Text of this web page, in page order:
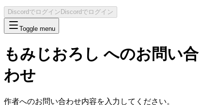
Discordでログイン Discordでログイン
Toggle menu
もみじおろし へのお問い合
わせ
作者へのお問い合わせ内容を入力してください。